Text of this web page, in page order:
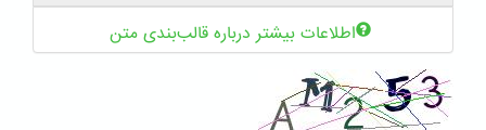
اطلاعات بیشتر درباره قالب‌بندی متن